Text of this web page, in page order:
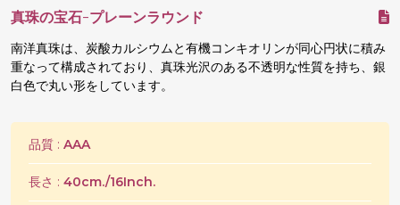
真珠の宝石-プレーンラウンド
南洋真珠は、炭酸カルシウムと有機コンキオリンが同心円状に積み
重なって構成されており、真珠光沢のある不透明な性質を持ち、銀
白色で丸い形をしています。
品質 : AAA
長さ : 40cm./16Inch.